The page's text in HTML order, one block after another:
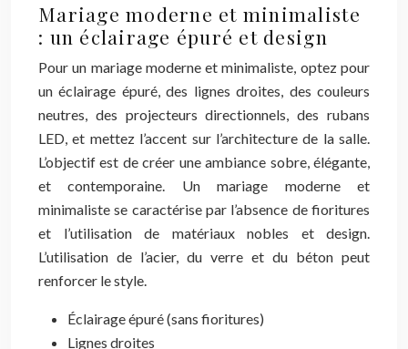
Mariage moderne et minimaliste
: un éclairage épuré et design
Pour un mariage moderne et minimaliste, optez pour
un éclairage épuré, des lignes droites, des couleurs
neutres, des projecteurs directionnels, des rubans
LED, et mettez l’accent sur l’architecture de la salle.
L’objectif est de créer une ambiance sobre, élégante,
et contemporaine. Un mariage moderne et
minimaliste se caractérise par l’absence de fioritures
et l’utilisation de matériaux nobles et design.
L’utilisation de l’acier, du verre et du béton peut
renforcer le style.
Éclairage épuré (sans fioritures)
Lignes droites